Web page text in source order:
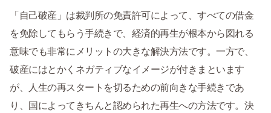
「自己破産」は裁判所の免責許可によって、すべての借金
を免除してもらう手続きで、経済的再生が根本から図れる
意味でも非常にメリットの大きな解決方法です。一方で、
破産にはとかくネガティブなイメージが付きまといます
が、人生の再スタートを切るための前向きな手続きであ
り、国によってきちんと認められた再生への方法です。決